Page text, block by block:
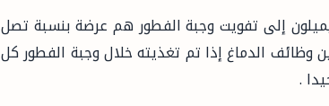
إلى تفويت وجبة الفطور هم عرضة بنسبة تصل
وظائف الدماغ إذا تم تغذيته خلال وجبة الفطور كل
.